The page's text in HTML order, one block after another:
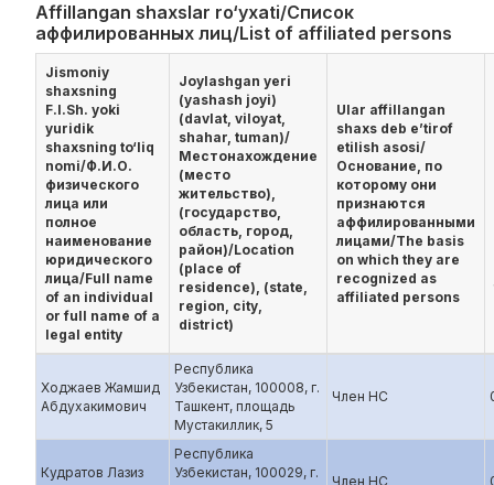
Affillangan shaxslar ro‘yxati/Список
аффилированных лиц/List of affiliated persons
Jismoniy
shaxsning
F.I.Sh. yoki
yuridik
shaxsning to‘liq
nomi/Ф.И.О.
физического
лица или
полное
наименование
юридического
лица/Full name
of an individual
or full name of a
legal entity
Joylashgan yeri
(yashash joyi)
(davlat, viloyat,
shahar, tuman)/
Местонахождение
(место
жительство),
(государство,
область, город,
район)/Location
(place of
residence), (state,
region, city,
district)
Ular affillangan
shaxs deb e’tirof
etilish asosi/
Основание, по
которому они
признаются
аффилированными
лицами/The basis
on which they are
recognized as
affiliated persons
Ходжаев Жамшид
Абдухакимович
Республика
Узбекистан, 100008, г.
Ташкент, площадь
Мустакиллик, 5
Член НС
Кудратов Лазиз
Республика
Узбекистан, 100029, г.
Член НС